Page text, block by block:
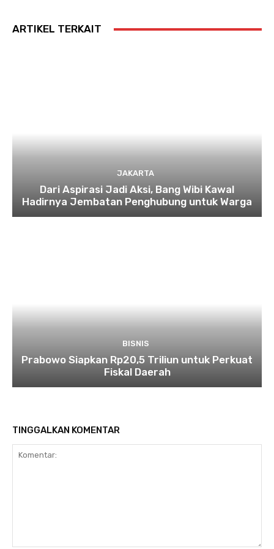
ARTIKEL TERKAIT
JAKARTA
Dari Aspirasi Jadi Aksi, Bang Wibi Kawal
Hadirnya Jembatan Penghubung untuk Warga
BISNIS
Prabowo Siapkan Rp20,5 Triliun untuk Perkuat
Fiskal Daerah
TINGGALKAN KOMENTAR